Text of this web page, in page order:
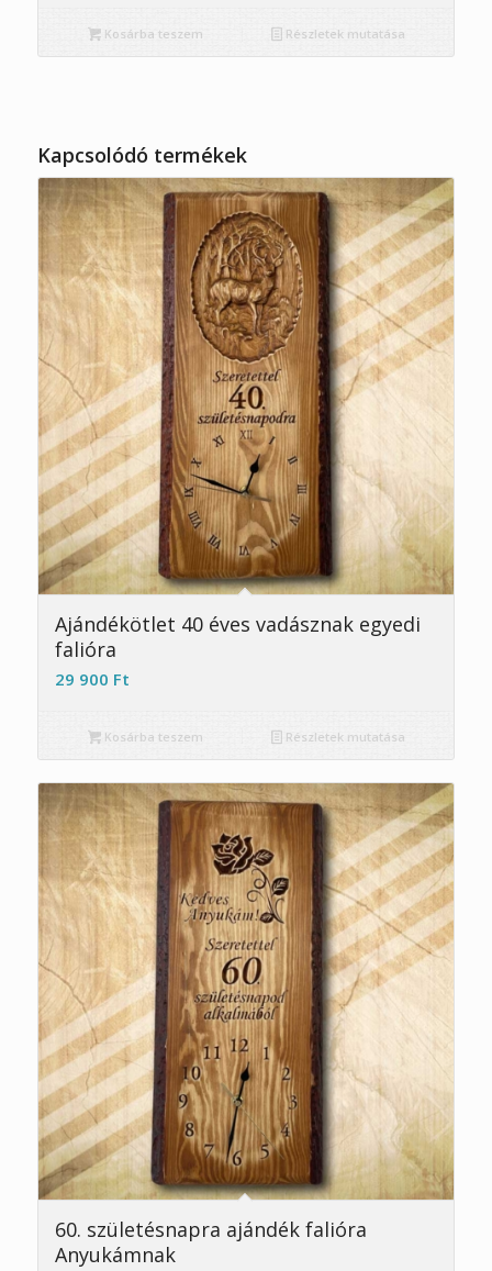
Kosárba teszem Részletek mutatása
Kapcsolódó termékek
5.00
Ajándékötlet 40 éves vadásznak egyedi
falióra
29 900 Ft
Kosárba teszem Részletek mutatása
60. születésnapra ajándék falióra
Anyukámnak